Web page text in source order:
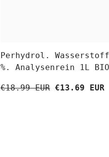
Perhydrol.
%. Analysenrein 1L
€18.99 EUR €13.69 EUR